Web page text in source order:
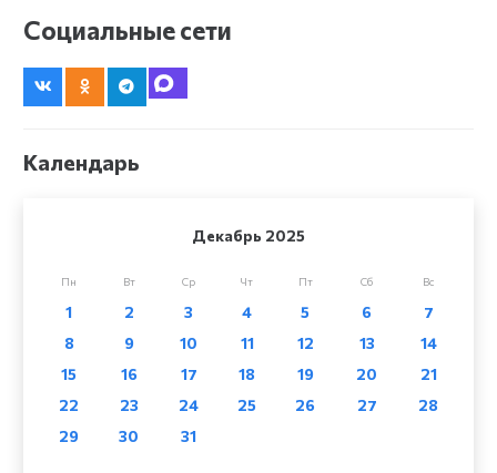
Социальные сети
Календарь
Декабрь 2025
Пн Вт Ср Чт Пт Сб Вс
1 2 3 4 5 6
7
8
9 10 11 12 13
14
15
16 17 18 19 20
21
22
23 24 25 26 27
28
29
30 31